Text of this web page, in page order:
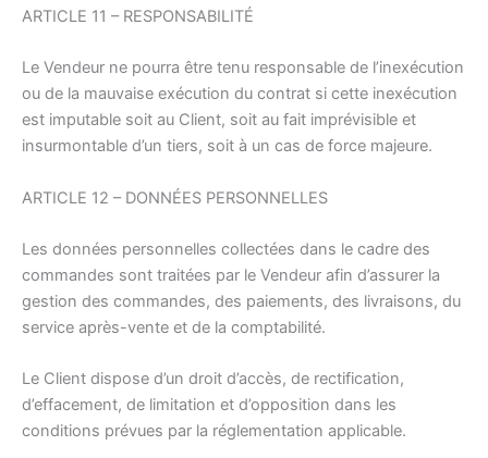
ARTICLE 11 – RESPONSABILITÉ
Le Vendeur ne pourra être tenu responsable de l’inexécution
ou de la mauvaise exécution du contrat si cette inexécution
est imputable soit au Client, soit au fait imprévisible et
insurmontable d’un tiers, soit à un cas de force majeure.
ARTICLE 12 – DONNÉES PERSONNELLES
Les données personnelles collectées dans le cadre des
commandes sont traitées par le Vendeur afin d’assurer la
gestion des commandes, des paiements, des livraisons, du
service après-vente et de la comptabilité.
Le Client dispose d’un droit d’accès, de rectification,
d’effacement, de limitation et d’opposition dans les
conditions prévues par la réglementation applicable.